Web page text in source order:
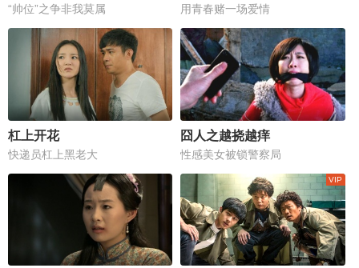
“帅位”之争非我莫属 用青春赌一场爱情
杠上开花
快递员杠上黑老大
囧人之越挠越痒
性感美女被锁警察局